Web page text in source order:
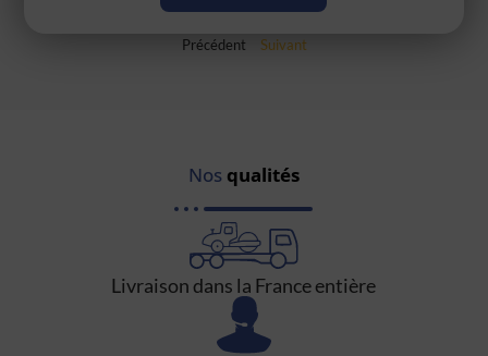
Précédent Suivant
Nos qualités
Livraison dans la France entière